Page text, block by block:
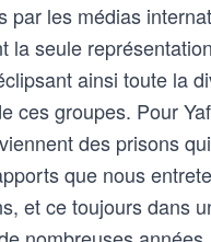
par les médias
la seule
ainsi toute la
ces groupes. Pour
des prisons
que nous
et ce toujours dans